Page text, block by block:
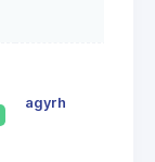
agyrh